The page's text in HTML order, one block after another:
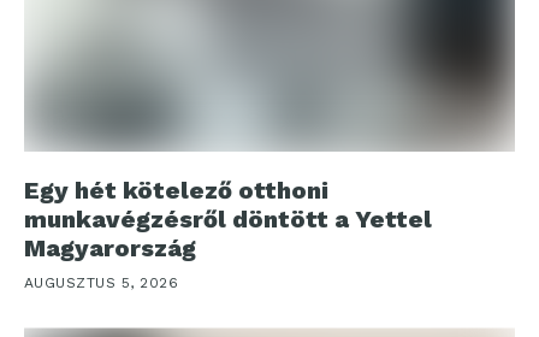
Egy hét kötelező otthoni
munkavégzésről döntött a Yettel
Magyarország
AUGUSZTUS 5, 2026